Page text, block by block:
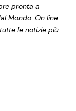
pronta a
Mondo. On line
le notizie più